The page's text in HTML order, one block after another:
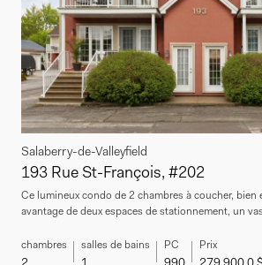
Salaberry-de-Valleyfield
193 Rue St-François, #202
Ce lumineux condo de 2 chambres à coucher, bien
avantage de deux espaces de stationnement, un
chambres salles de bains PC Prix